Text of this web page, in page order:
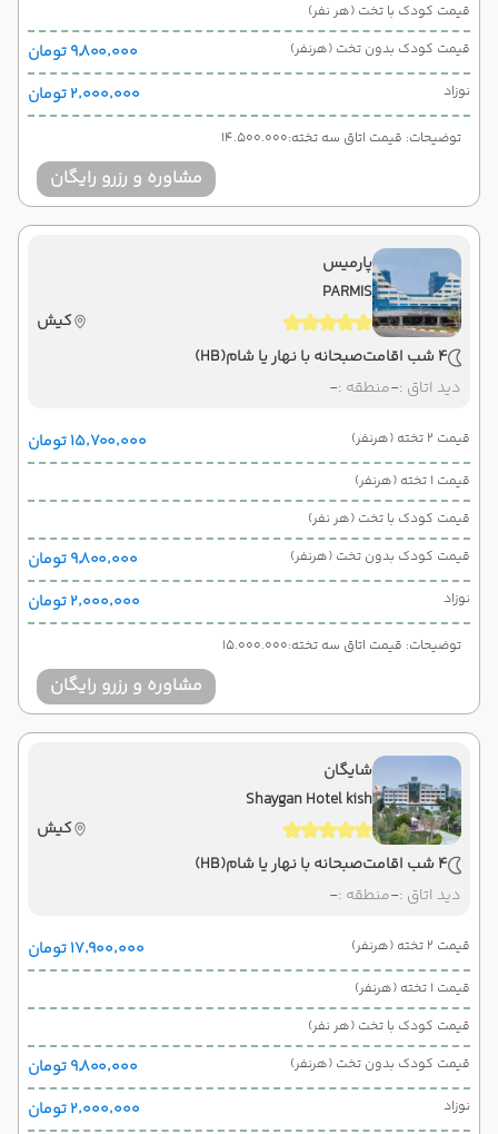
قیمت کودک با تخت (هر نفر)
قیمت کودک بدون تخت (هرنفر)
۹٬۸۰۰٬۰۰۰ تومان
نوزاد ۲٬۰۰۰٬۰۰۰ تومان
توضیحات: قیمت اتاق سه تخته:14.500.000
مشاوره و رزرو رایگان
پارمیس
PARMIS
کیش
4 شب اقامت
صبحانه با نهار یا شام(HB)
دید اتاق :-منطقه :-
قیمت 2 تخته (هرنفر) ۱۵٬۷۰۰٬۰۰۰ تومان
قیمت 1 تخته (هرنفر)
قیمت کودک با تخت (هر نفر)
قیمت کودک بدون تخت (هرنفر)
۹٬۸۰۰٬۰۰۰ تومان
نوزاد ۲٬۰۰۰٬۰۰۰ تومان
توضیحات: قیمت اتاق سه تخته:15.000.000
مشاوره و رزرو رایگان
شایگان
Shaygan Hotel kish
کیش
4 شب اقامت
صبحانه با نهار یا شام(HB)
دید اتاق :-منطقه :-
قیمت 2 تخته (هرنفر) ۱۷٬۹۰۰٬۰۰۰ تومان
قیمت 1 تخته (هرنفر)
قیمت کودک با تخت (هر نفر)
قیمت کودک بدون تخت (هرنفر)
۹٬۸۰۰٬۰۰۰ تومان
نوزاد ۲٬۰۰۰٬۰۰۰ تومان